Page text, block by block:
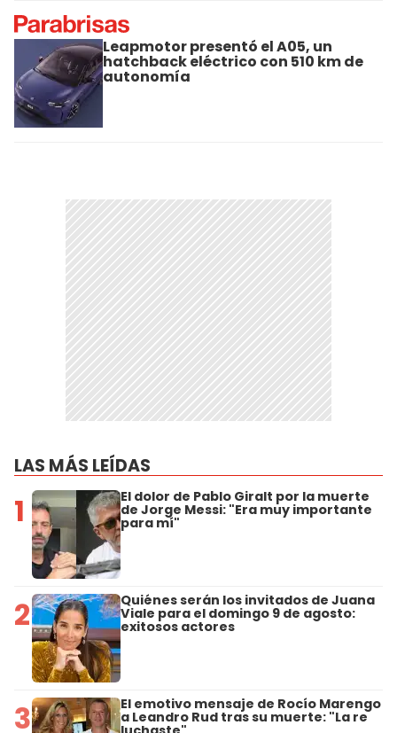
Leapmotor presentó el A05, un
hatchback eléctrico con 510 km de
autonomía
LAS MÁS LEÍDAS
1 El dolor de Pablo Giralt por la muerte
de Jorge Messi: "Era muy importante
para mí"
2 Quiénes serán los invitados de Juana
Viale para el domingo 9 de agosto:
exitosos actores
3 El emotivo mensaje de Rocío Marengo
a Leandro Rud tras su muerte: "La re